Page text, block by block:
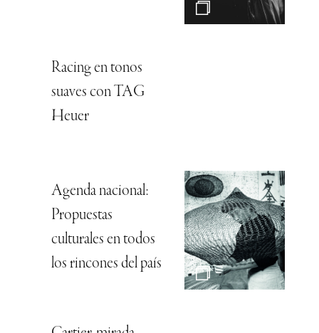
Racing en tonos
suaves con TAG
Heuer
Agenda nacional:
Propuestas
culturales en todos
los rincones del país